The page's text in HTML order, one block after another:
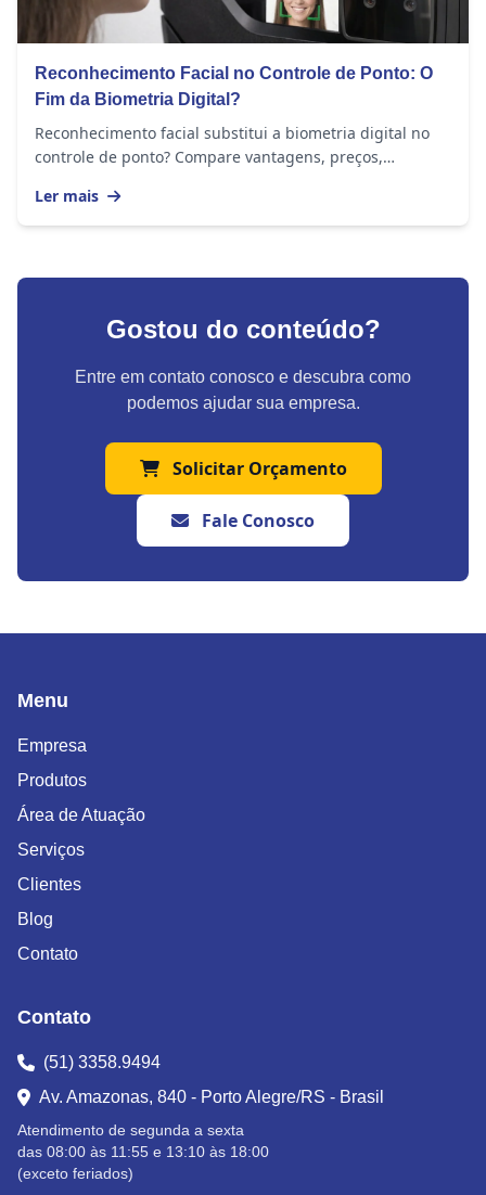
Reconhecimento Facial no Controle de Ponto: O
Fim da Biometria Digital?
Reconhecimento facial substitui a biometria digital no
controle de ponto? Compare vantagens, preços,
Ler mais
Gostou do conteúdo?
Entre em contato conosco e descubra como
podemos ajudar sua empresa.
Solicitar Orçamento
Fale Conosco
Menu
Empresa
Produtos
Área de Atuação
Serviços
Clientes
Blog
Contato
Contato
(51) 3358.9494
Av. Amazonas, 840 - Porto Alegre/RS - Brasil
Atendimento de segunda a sexta
das 08:00 às 11:55 e 13:10 às 18:00
(exceto feriados)